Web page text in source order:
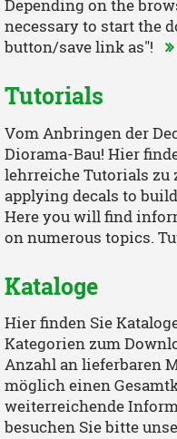
Depending on the
necessary to start the
button/save link as"!
Tutorials
Vom Anbringen der
Diorama-Bau! Hier
lehrreiche Tutorials zu
applying decals to
Here you will find
on numerous topics.
Kataloge
Hier finden Sie
Kategorien zum
Anzahl an lieferbaren
möglich einen
weiterreichende
besuchen Sie bitte